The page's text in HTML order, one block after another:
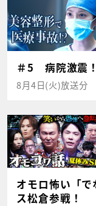
＃5 病院激震
8月4日(火)放送分
オモロ怖い「
ス松倉参戦！